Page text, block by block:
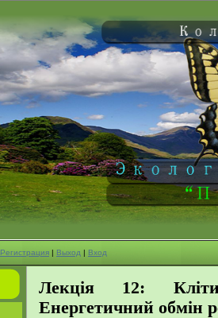
Регистрация | Выход | Вход
Лекція 12:
Енергетичний обмін